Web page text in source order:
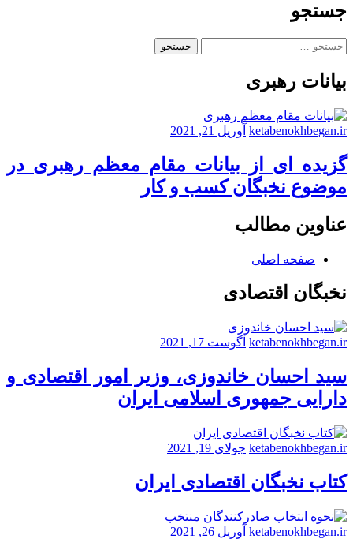
جستجو
جستجو
بیانات رهبری
ketabenokhbegan.ir آوریل 21, 2021
گزیده ای از بیانات مقام معظم رهبری در
موضوع نخبگان کسب و کار
عناوین مطالب
صفحه اصلی
نخبگان اقتصادی
ketabenokhbegan.ir آگوست 17, 2021
سید احسان خاندوزی، وزیر امور اقتصادی و
دارایی جمهوری اسلامی ایران
ketabenokhbegan.ir جولای 19, 2021
کتاب نخبگان اقتصادی ایران
ketabenokhbegan.ir آوریل 26, 2021